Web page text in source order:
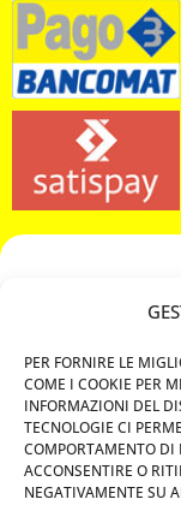
PER FORNIRE LE
COME I COOKIE PER
INFORMAZIONI DEL
TECNOLOGIE CI
COMPORTAMENTO DI
ACCONSENTIRE O
NEGATIVAMENTE SU
349 3863811
Privacy Policy
Cookie Policy